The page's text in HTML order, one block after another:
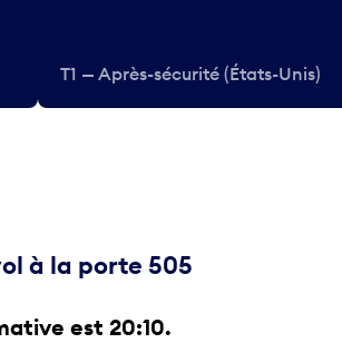
T1 — Après-sécurité (États-Unis)
à la porte 505
est 20:10.